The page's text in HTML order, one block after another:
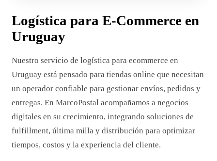
Logística para E-Commerce en
Uruguay
Nuestro servicio de logística para ecommerce en
Uruguay está pensado para tiendas online que necesitan
un operador confiable para gestionar envíos, pedidos y
entregas. En MarcoPostal acompañamos a negocios
digitales en su crecimiento, integrando soluciones de
fulfillment, última milla y distribución para optimizar
tiempos, costos y la experiencia del cliente.